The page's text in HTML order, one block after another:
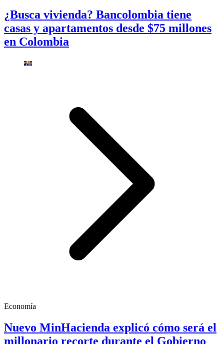
¿Busca vivienda? Bancolombia tiene
casas y apartamentos desde $75 millones
en Colombia
Economía
Nuevo MinHacienda explicó cómo será el
millonario recorte durante el Gobierno